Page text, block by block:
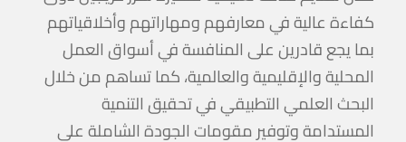
كفاءة عالية في معارفهم ومهاراتهم وأخلاقياتهم
بما يجع قادرين على المنافسة في أسواق العمل
المحلية والإقليمية والعالمية، كما تساهم من خلال
البحث العلمي التطبيقي في تحقيق التنمية
المستدامة وتوفير مقومات الجودة الشاملة على